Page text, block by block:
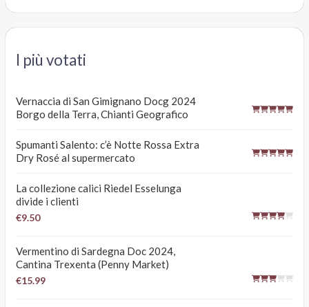
I più votati
Vernaccia di San Gimignano Docg 2024
Borgo della Terra, Chianti Geografico
Spumanti Salento: c’è Notte Rossa Extra
Dry Rosé al supermercato
La collezione calici Riedel Esselunga
divide i clienti
€9.50
Vermentino di Sardegna Doc 2024,
Cantina Trexenta (Penny Market)
€15.99